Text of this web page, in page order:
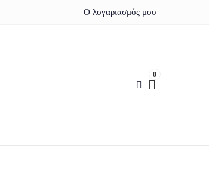
Ο λογαριασμός μου
0